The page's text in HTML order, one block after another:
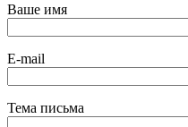
Ваше имя
E-mail
Тема письма